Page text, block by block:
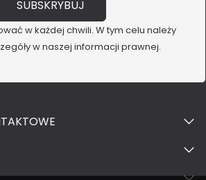
w każdej chwili. W tym celu należy
w naszej informacji prawnej.